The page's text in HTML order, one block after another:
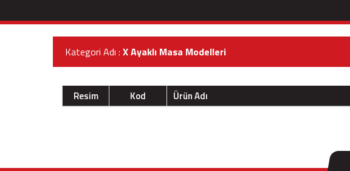
Kategori Adı : X Ayaklı Masa Modelleri
Resim Kod Ürün Adı